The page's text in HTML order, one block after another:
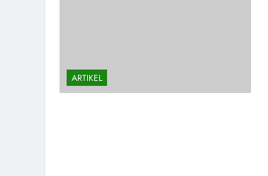
ARTIKEL